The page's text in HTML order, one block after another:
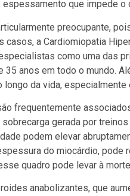
que impede o
preocupante,
casos, a Cardiomiopatia
como uma das
35 anos em todo o mundo.
longo da vida,
frequentemente
gerada por
podem elevar
do miocárdio, pode
quadro pode levar à
anabolizantes, que